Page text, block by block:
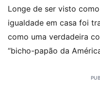
Longe de ser visto
igualdade em casa foi
como uma verdadeira
“bicho-papão da